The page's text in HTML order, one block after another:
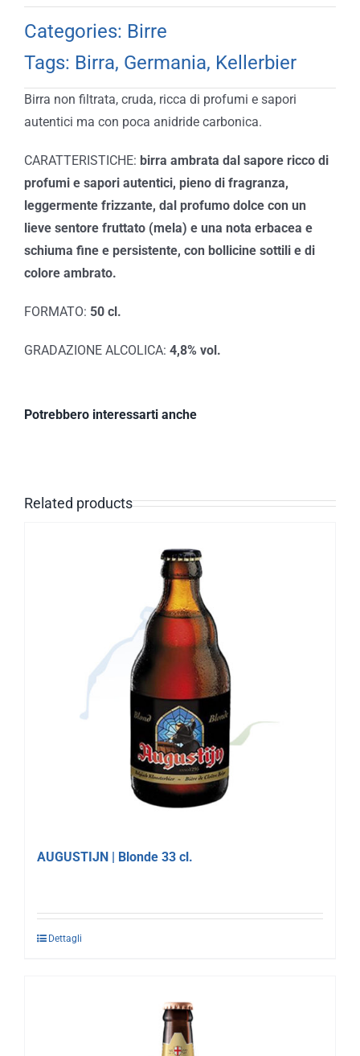
Categories: Birre
Tags: Birra, Germania, Kellerbier
Birra non filtrata, cruda, ricca di profumi e sapori
autentici ma con poca anidride carbonica.
CARATTERISTICHE: birra ambrata dal sapore ricco di
profumi e sapori autentici, pieno di fragranza,
leggermente frizzante, dal profumo dolce con un
lieve sentore fruttato (mela) e una nota erbacea e
schiuma fine e persistente, con bollicine sottili e di
colore ambrato.
FORMATO: 50 cl.
GRADAZIONE ALCOLICA: 4,8% vol.
Potrebbero interessarti anche
Related products
AUGUSTIJN | Blonde 33 cl.
Dettagli